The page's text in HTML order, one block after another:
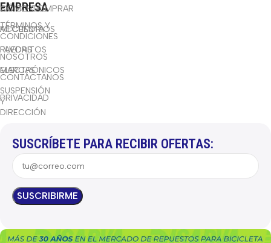
BICICLETAS
ACCESORIOS
RUEDAS
ELECTRÓNICOS
SUSPENSIÓN
Y
DIRECCIÓN
EMPRESA
TÉRMINOS Y
CONDICIONES
NOSOTROS
CONTÁCTANOS
PRIVACIDAD
CÓMO COMPRAR
MI CUENTA
FAVORITOS
MARCAS
SUSCRÍBETE PARA RECIBIR OFERTAS: